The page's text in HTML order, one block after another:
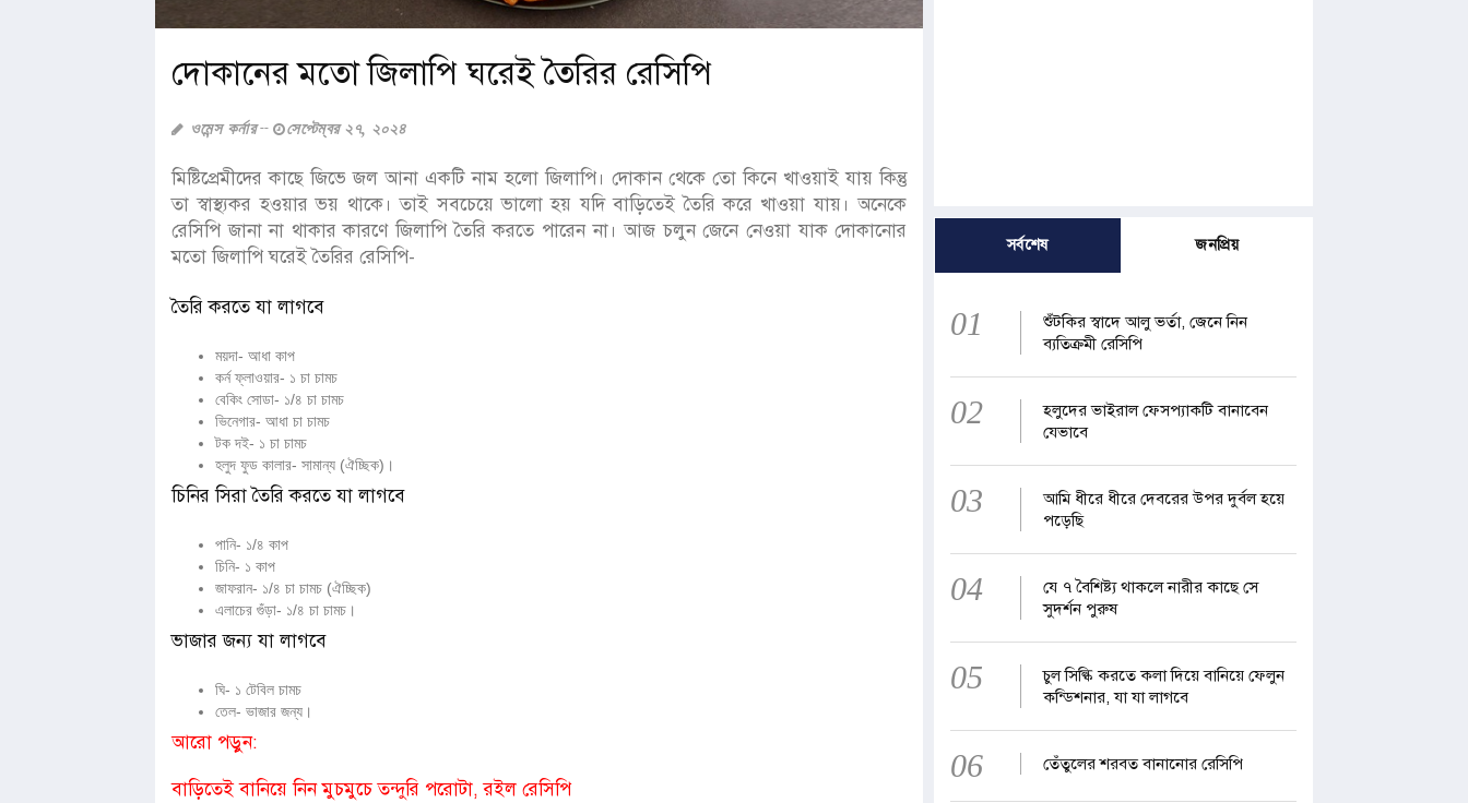
দোকানের মতো জিলাপি ঘরেই তৈরির রেসিপি
ওমেন্স কর্নার সেপ্টেম্বর ২৭, ২০২৪
মিষ্টিপ্রেমীদের কাছে জিভে জল আনা একটি নাম হলো জিলাপি। দোকান থেকে তো কিনে খাওয়াই যায় কিন্তু
তা স্বাস্থ্যকর হওয়ার ভয় থাকে। তাই সবচেয়ে ভালো হয় যদি বাড়িতেই তৈরি করে খাওয়া যায়। অনেকে
রেসিপি জানা না থাকার কারণে জিলাপি তৈরি করতে পারেন না। আজ চলুন জেনে নেওয়া যাক দোকানোর
মতো জিলাপি ঘরেই তৈরির রেসিপি-
তৈরি করতে যা লাগবে
ময়দা- আধা কাপ
কর্ন ফ্লাওয়ার- ১ চা চামচ
বেকিং সোডা- ১/৪ চা চামচ
ভিনেগার- আধা চা চামচ
টক দই- ১ চা চামচ
হলুদ ফুড কালার- সামান্য (ঐচ্ছিক)।
চিনির সিরা তৈরি করতে যা লাগবে
পানি- ১/৪ কাপ
চিনি- ১ কাপ
জাফরান- ১/৪ চা চামচ (ঐচ্ছিক)
এলাচের গুঁড়া- ১/৪ চা চামচ।
ভাজার জন্য যা লাগবে
ঘি- ১ টেবিল চামচ
তেল- ভাজার জন্য।
আরো পড়ুন:
বাড়িতেই বানিয়ে নিন মুচমুচে তন্দুরি পরোটা, রইল রেসিপি
সর্বশেষ জনপ্রিয়
01
শুঁটকির স্বাদে আলু ভর্তা, জেনে নিন
ব্যতিক্রমী রেসিপি
02
হলুদের ভাইরাল ফেসপ্যাকটি বানাবেন
যেভাবে
03
আমি ধীরে ধীরে দেবরের উপর দুর্বল হয়ে
পড়েছি
04
যে ৭ বৈশিষ্ট্য থাকলে নারীর কাছে সে
সুদর্শন পুরুষ
05
চুল সিল্কি করতে কলা দিয়ে বানিয়ে ফেলুন
কন্ডিশনার, যা যা লাগবে
06 তেঁতুলের শরবত বানানোর রেসিপি